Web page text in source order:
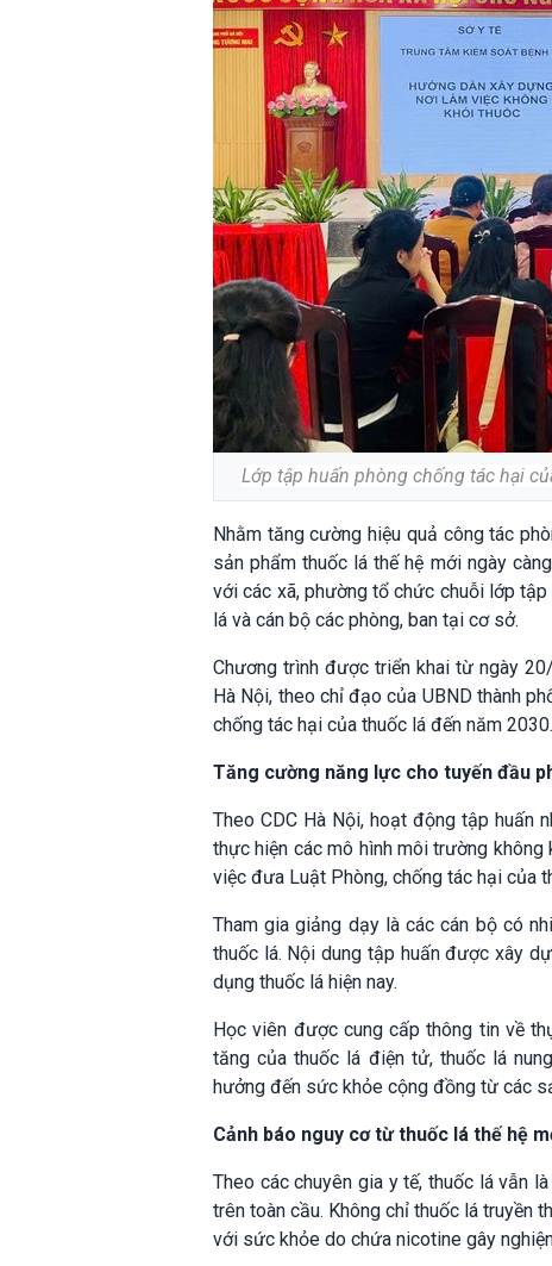
Lớp tập huấn phòng chống tác hại
Nhằm tăng cường hiệu quả công tác
sản phẩm thuốc lá thế hệ mới ngày
với các xã, phường tổ chức chuỗi lớp
lá và cán bộ các phòng, ban tại cơ sở.
Chương trình được triển khai từ ngày
Hà Nội, theo chỉ đạo của UBND thành
chống tác hại của thuốc lá đến năm 2030.
Tăng cường năng lực cho tuyến đầu
Theo CDC Hà Nội, hoạt động tập huấn
thực hiện các mô hình môi trường
việc đưa Luật Phòng, chống tác hại của
Tham gia giảng dạy là các cán bộ có
thuốc lá. Nội dung tập huấn được xây
dụng thuốc lá hiện nay.
Học viên được cung cấp thông tin về
tăng của thuốc lá điện tử, thuốc lá
hưởng đến sức khỏe cộng đồng từ các
Cảnh báo nguy cơ từ thuốc lá thế hệ
Theo các chuyên gia y tế, thuốc lá vẫn
trên toàn cầu. Không chỉ thuốc lá truyền
với sức khỏe do chứa nicotine gây